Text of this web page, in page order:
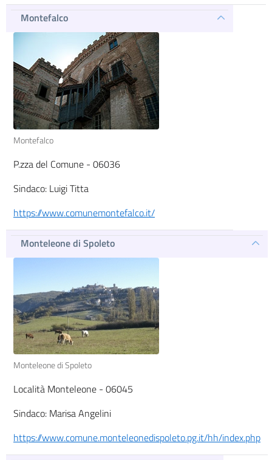
Montefalco
Montefalco
P.zza del Comune - 06036
Sindaco: Luigi Titta
https://www.comunemontefalco.it/
Monteleone di Spoleto
Monteleone di Spoleto
Località Monteleone - 06045
Sindaco: Marisa Angelini
https://www.comune.monteleonedispoleto.pg.it/hh/index.php